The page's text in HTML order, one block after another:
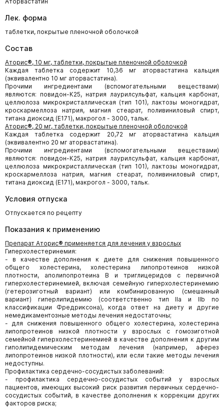
Лек. форма
таблетки, покрытые пленочной оболочкой
Состав
Аторис®, 10 мг, таблетки, покрытые пленочной оболочкой
Каждая таблетка содержит 10,36 мг аторвастатина кальция
(эквивалентно 10 мг аторвастатина).
Прочими ингредиентами (вспомогательными веществами)
являются: повидон-К25, натрия лаурилсульфат, кальция карбонат,
целлюлоза микрокристаллическая (тип 101), лактозы моногидрат,
кроскармеллоза натрия, магния стеарат, поливиниловый спирт,
титана диоксид (E171), макрогол - 3000, тальк.
Аторис®, 20 мг, таблетки, покрытые пленочной оболочкой
Каждая таблетка содержит 20,72 мг аторвастатина кальция
(эквивалентно 20 мг аторвастатина).
Прочими ингредиентами (вспомогательными веществами)
являются: повидон-К25, натрия лаурилсульфат, кальция карбонат,
целлюлоза микрокристаллическая (тип 101), лактозы моногидрат,
кроскармеллоза натрия, магния стеарат, поливиниловый спирт,
титана диоксид (E171), макрогол - 3000, тальк.
Условия отпуска
Отпускается по рецепту
Показания к применению
Препарат Аторис® применяется для лечения у взрослых
Гиперхолестеринемия:
- в качестве дополнения к диете для снижения повышенного
общего холестерина, холестерина липопротеинов низкой
плотности, аполипопротеина В и триглицеридов с первичной
гиперхолестеринемией, включая семейную гиперхолестеринемию
(гетерозиготный вариант) или комбинированную (смешанный
вариант) гиперлипидемию (соответственно тип IIa и IIb по
классификации Фредриксона), когда ответ на диету и другие
немедикаментозные методы лечения недостаточны;
- для снижения повышенного общего холестерина, холестерина
липопротеинов низкой плотности у взрослых с гомозиготной
семейной гиперхолестеринемией в качестве дополнения к другим
гиполипидемическим методам лечения (например, аферез
липопротеинов низкой плотности), или если такие методы лечения
недоступны.
Профилактика сердечно-сосудистых заболеваний:
- профилактика сердечно-сосудистых событий у взрослых
пациентов, имеющих высокий риск развития первичных сердечно-
сосудистых событий, в качестве дополнения к коррекции других
факторов риска;